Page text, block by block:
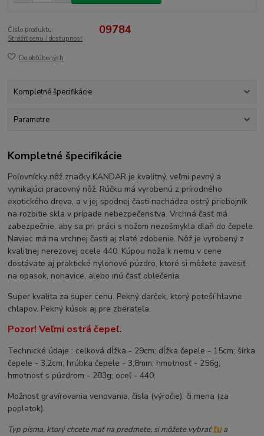
Číslo produktu: 09784
Strážiť cenu / dostupnosť
Do obľúbených
Kompletné špecifikácie
Parametre
Kompletné špecifikácie
Poľovnícky nôž značky KANDAR je kvalitný, veľmi pevný a
vynikajúci pracovný nôž. Rúčku má vyrobenú z prírodného
exotického dreva, a v jej spodnej časti nachádza ostrý priebojník
na rozbitie skla v prípade nebezpečenstva. Vrchná časť má
zabezpečnie, aby sa pri práci s nožom nezošmykla dlaň do čepele.
Naviac má na vrchnej časti aj zlaté zdobenie. Nôž je vyrobený z
kvalitnej nerezovej ocele 440. Kúpou noža k nemu v cene
dostávate aj praktické nylonové púzdro, ktoré si môžete zavesiť
na opasok, nohavice, alebo inú časť oblečenia.
Super kvalita za super cenu. Pekný darček, ktorý poteší hlavne
chlapov. Pekný kúsok aj pre zberateľa.
Pozor! Veľmi ostrá čepeľ.
Technické údaje : celková dĺžka - 29cm; dĺžka čepele - 15cm; šírka
čepele - 3,2cm; hrúbka čepele - 3,8mm; hmotnosť - 256g;
hmotnosť s púzdrom - 283g; oceľ - 440;
Možnosť gravírovania venovania, čísla (výročie), či mena (za
poplatok).
Typ písma, ktorý chcete mať na predmete, si môžete vybraťtua